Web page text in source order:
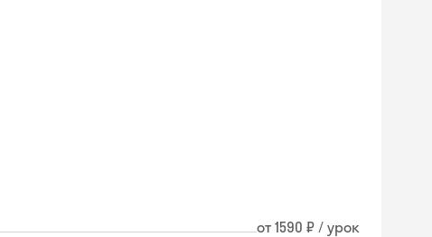
от 1590 ₽ / урок